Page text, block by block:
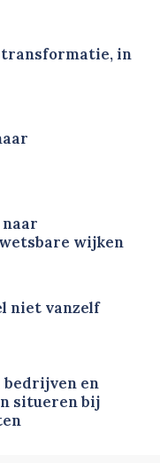
transformatie, in
naar
wijken
niet vanzelf
en
situeren bij